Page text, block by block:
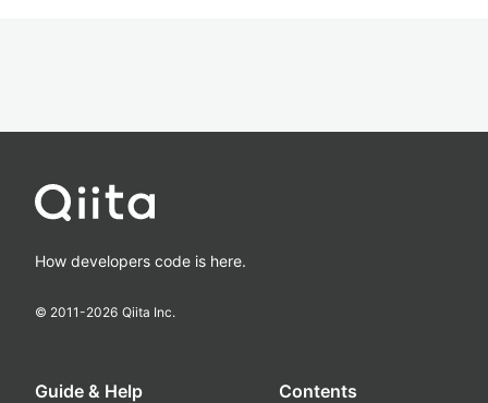
How developers code is here.
© 2011-2026 Qiita Inc.
Guide & Help Contents